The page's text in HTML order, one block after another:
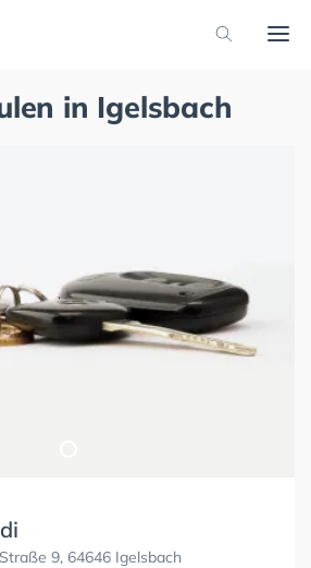
in Igelsbach
9, 64646 Igelsbach